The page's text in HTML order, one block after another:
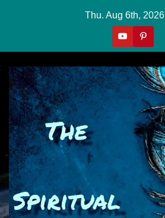
Thu. Aug 6th, 2026